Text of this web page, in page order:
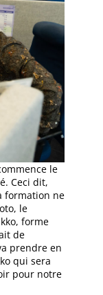
le
Ceci dit,
formation ne
le
forme
de
prendre en
qui sera
pour notre